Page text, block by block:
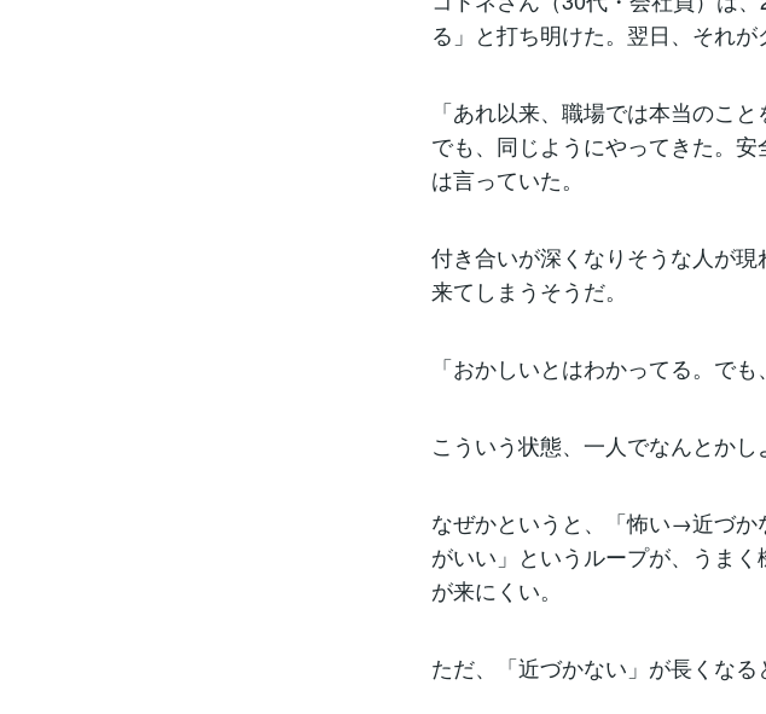
る」と打ち明けた。翌日、それが
「あれ以来、職場では本当のこ
でも、同じようにやってきた。
は言っていた。
付き合いが深くなりそうな人が
来てしまうそうだ。
「おかしいとはわかってる。でも
こういう状態、一人でなんとかし
なぜかというと、「怖い→近づ
がいい」というループが、うま
が来にくい。
ただ、「近づかない」が長くなる